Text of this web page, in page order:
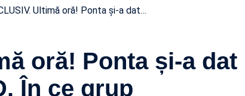
Ultimă oră! Ponta și-a dat…
oră! Ponta și-a dat
În ce grup